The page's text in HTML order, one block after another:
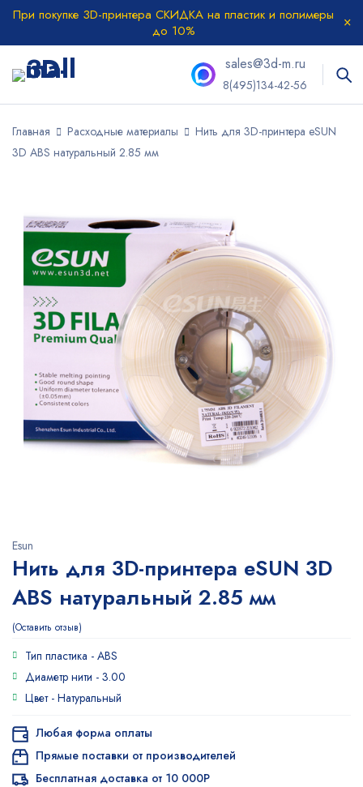
При покупке 3D-принтера СКИДКА на пластик и полимеры
до 10%
sales@3d-m.ru
8(495)134-42-56
Главная Расходные материалы
Нить для 3D-принтера eSUN
3D ABS натуральный 2.85 мм
Esun
Нить для 3D-принтера eSUN 3D
ABS натуральный 2.85 мм
Оставить отзыв
Тип пластика - ABS
Диаметр нити - 3.00
Цвет - Натуральный
Любая форма оплаты
Прямые поставки от производителей
Бесплатная доставка от 10 000Р